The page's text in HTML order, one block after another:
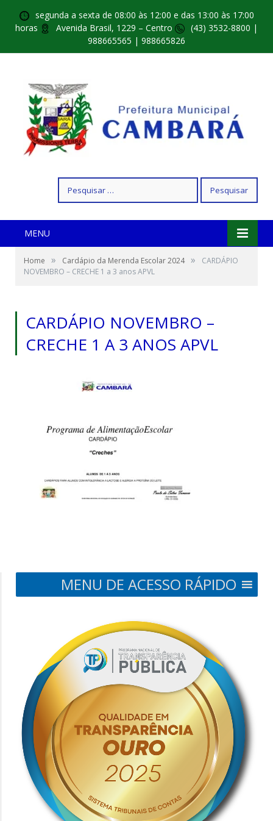
segunda a sexta de 08:00 às 12:00 e das 13:00 às 17:00
horas
Avenida Brasil, 1229 – Centro
(43) 3532-8800 |
988665565 | 988665826
por:
MENU
Home » Cardápio da Merenda Escolar 2024 »
CARDÁPIO
NOVEMBRO – CRECHE 1 a 3 anos APVL
CARDÁPIO NOVEMBRO –
CRECHE 1 A 3 ANOS APVL
MENU DE ACESSO RÁPIDO